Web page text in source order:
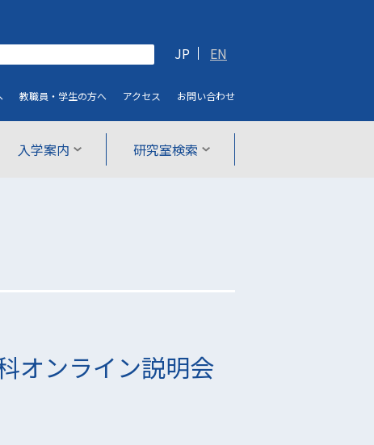
入学案内 研究室検索
JP EN
教職員・学生の方へ アクセス お問い合わせ
オンライン説明会